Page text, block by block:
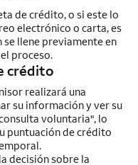
de crédito, o si este lo
electrónico o carta, es
llene previamente en
proceso.
crédito
realizará una
su información y ver su
voluntaria", lo
puntuación de crédito
decisión sobre la